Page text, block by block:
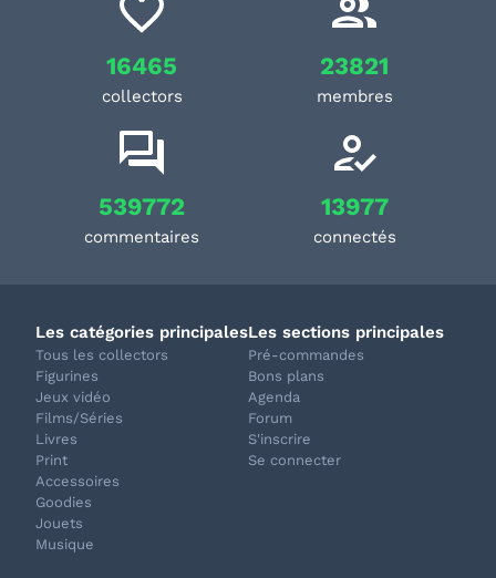
16465
collectors
23821
membres
539772
commentaires
13977
connectés
Les catégories principales
Tous les collectors
Figurines
Jeux vidéo
Films/Séries
Livres
Print
Accessoires
Goodies
Jouets
Musique
Les sections principales
Pré-commandes
Bons plans
Agenda
Forum
S'inscrire
Se connecter